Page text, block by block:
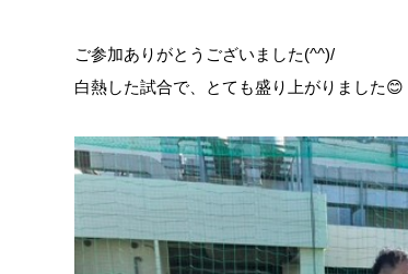
ご参加ありがとうございました(^^)/
白熱した試合で、とても盛り上がりました😊